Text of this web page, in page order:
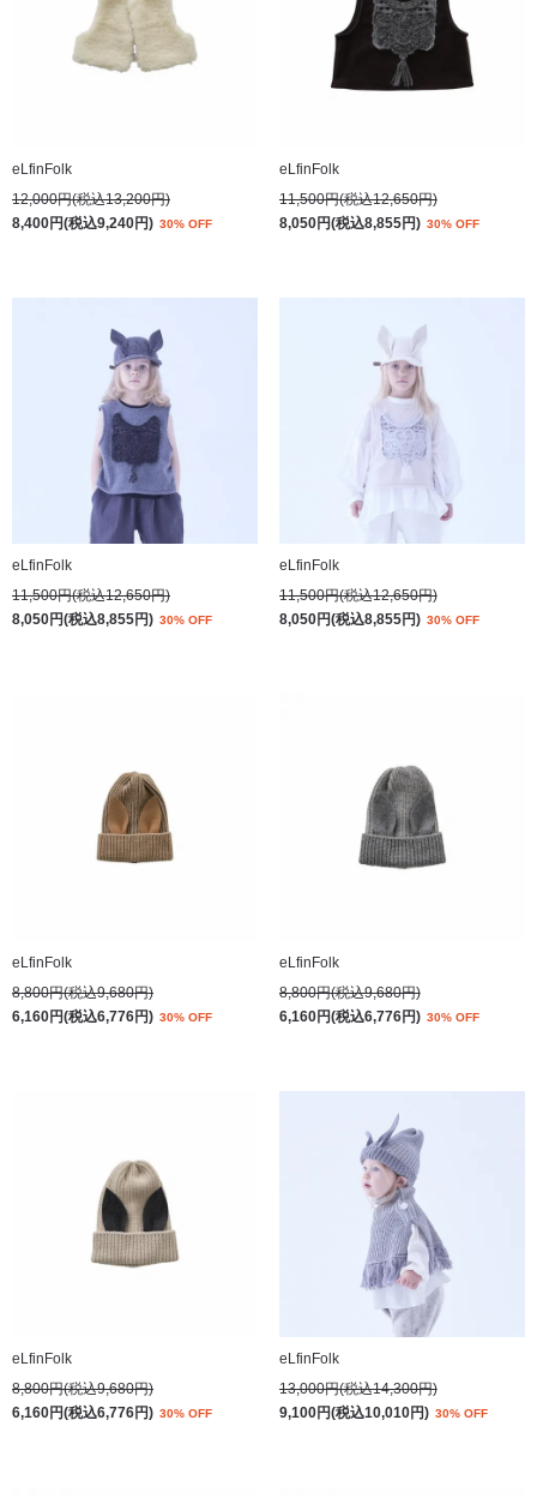
eLfinFolk
12,000円(税込13,200円)
8,400円(税込9,240円) 30% OFF
eLfinFolk
11,500円(税込12,650円)
8,050円(税込8,855円) 30% OFF
eLfinFolk
11,500円(税込12,650円)
8,050円(税込8,855円) 30% OFF
eLfinFolk
11,500円(税込12,650円)
8,050円(税込8,855円) 30% OFF
eLfinFolk
8,800円(税込9,680円)
6,160円(税込6,776円) 30% OFF
eLfinFolk
8,800円(税込9,680円)
6,160円(税込6,776円) 30% OFF
eLfinFolk
8,800円(税込9,680円)
6,160円(税込6,776円) 30% OFF
eLfinFolk
13,000円(税込14,300円)
9,100円(税込10,010円) 30% OFF